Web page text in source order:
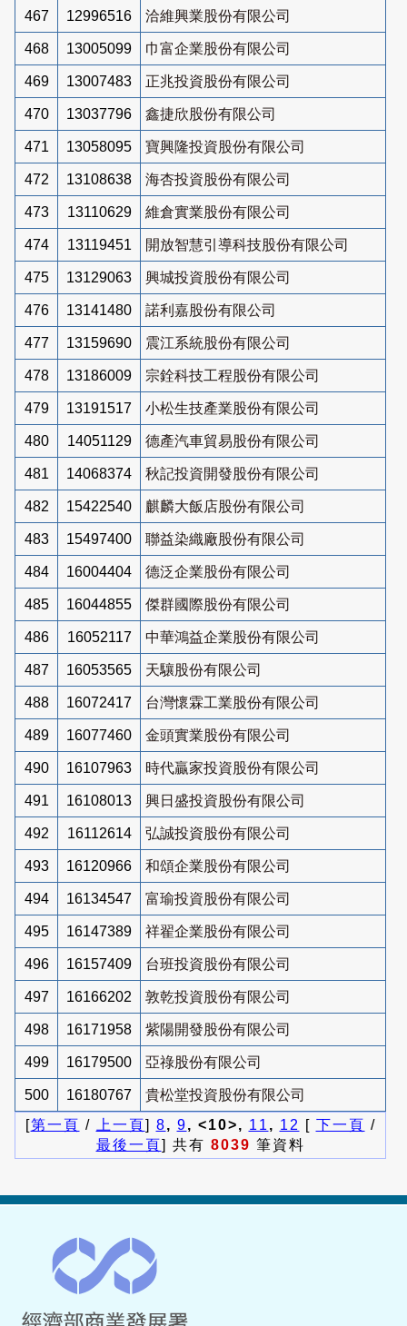
467 12996516 洽維興業股份有限公司
468 13005099 巾富企業股份有限公司
469 13007483 正兆投資股份有限公司
470 13037796 鑫捷欣股份有限公司
471 13058095 寶興隆投資股份有限公司
472 13108638 海杏投資股份有限公司
473 13110629 維倉實業股份有限公司
474 13119451 開放智慧引導科技股份有限公司
475 13129063 興城投資股份有限公司
476 13141480 諾利嘉股份有限公司
477 13159690 震江系統股份有限公司
478 13186009 宗銓科技工程股份有限公司
479 13191517 小松生技產業股份有限公司
480 14051129 德產汽車貿易股份有限公司
481 14068374 秋記投資開發股份有限公司
482 15422540 麒麟大飯店股份有限公司
483 15497400 聯益染織廠股份有限公司
484 16004404 德泛企業股份有限公司
485 16044855 傑群國際股份有限公司
486 16052117 中華鴻益企業股份有限公司
487 16053565 天驤股份有限公司
488 16072417 台灣懷霖工業股份有限公司
489 16077460 金頭實業股份有限公司
490 16107963 時代贏家投資股份有限公司
491 16108013 興日盛投資股份有限公司
492 16112614 弘誠投資股份有限公司
493 16120966 和頌企業股份有限公司
494 16134547 富瑜投資股份有限公司
495 16147389 祥翟企業股份有限公司
496 16157409 台班投資股份有限公司
497 16166202 敦乾投資股份有限公司
498 16171958 紫陽開發股份有限公司
499 16179500 亞祿股份有限公司
500 16180767
貴松堂投資股份有限公司
[第一頁 / 上一頁] 8, 9, <10>, 11 , 12 [ 下一頁 /
最後一頁] 共有 8039 筆資料